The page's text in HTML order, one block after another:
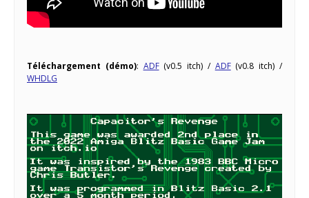
Téléchargement (démo): ADF(v0.5 itch) / ADF(v0.8 itch) /
WHDLG